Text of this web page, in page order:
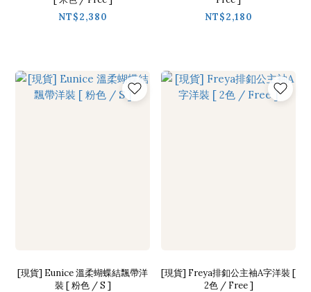
NT$2,380
NT$2,180
[現貨] Eunice 溫柔蝴蝶結飄帶洋
裝 [ 粉色 / S ]
[現貨] Freya排釦公主袖A字洋裝 [
2色 / Free ]